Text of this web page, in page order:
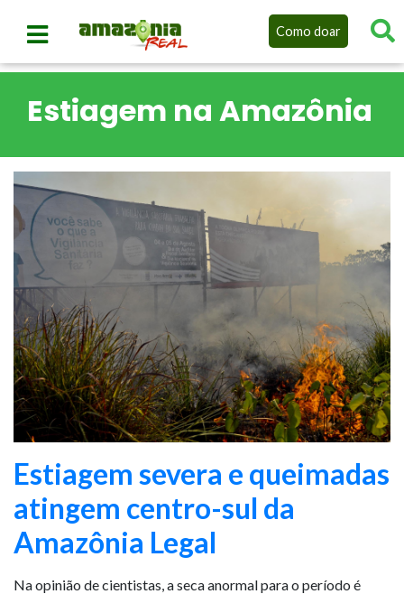
Como doar
Estiagem na Amazônia
Estiagem severa e queimadas
atingem centro-sul da
Amazônia Legal
Na opinião de cientistas, a seca anormal para o período é